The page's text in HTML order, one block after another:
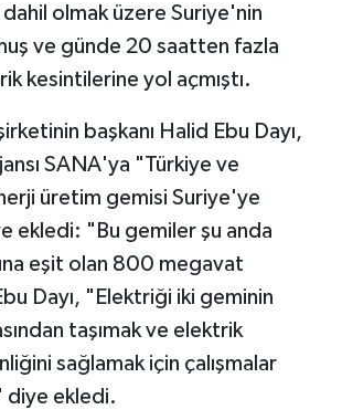
dahil olmak üzere Suriye'nin
ve günde 20 saatten fazla
kesintilerine yol açmıştı.
başkanı Halid Ebu Dayı,
SANA'ya "Türkiye ve
üretim gemisi Suriye'ye
ekledi: "Bu gemiler şu anda
eşit olan 800 megavat
Dayı, "Elektriği iki geminin
taşımak ve elektrik
sağlamak için çalışmalar
diye ekledi.